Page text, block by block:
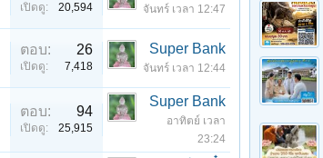
เปิดดู: 20,594 จันทร์ เวลา 12:47
ตอบ: 26
เปิดดู: 7,418
Super Bank
จันทร์ เวลา 12:44
ตอบ: 94
เปิดดู: 25,915
Super Bank
อาทิตย์ เวลา
23:24